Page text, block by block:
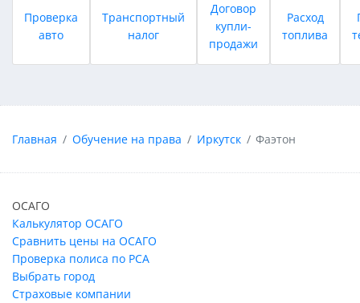
Проверка
авто
Транспортный
налог
Договор
купли-
продажи
Расход
топлива
Главная Обучение на права Иркутск Фаэтон
ОСАГО
Калькулятор ОСАГО
Сравнить цены на ОСАГО
Проверка полиса по РСА
Выбрать город
Страховые компании